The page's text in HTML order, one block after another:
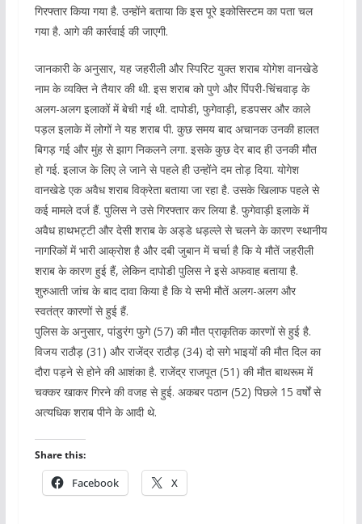
गिरफ्तार किया गया है. उन्‍होंने बताया कि इस पूरे इकोसिस्‍टम का पता चल
गया है. आगे की कार्रवाई की जाएगी.
जानकारी के अनुसार, यह जहरीली और स्पिरिट युक्त शराब योगेश वानखेडे
नाम के व्यक्ति ने तैयार की थी. इस शराब को पुणे और पिंपरी-चिंचवाड़ के
अलग-अलग इलाकों में बेची गई थी. दापोडी, फुगेवाड़ी, हडपसर और काले
पड़ल इलाके में लोगों ने यह शराब पी. कुछ समय बाद अचानक उनकी हालत
बिगड़ गई और मुंह से झाग निकलने लगा. इसके कुछ देर बाद ही उनकी मौत
हो गई. इलाज के लिए ले जाने से पहले ही उन्होंने दम तोड़ दिया. योगेश
वानखेडे एक अवैध शराब विक्रेता बताया जा रहा है. उसके खिलाफ पहले से
कई मामले दर्ज हैं. पुलिस ने उसे गिरफ्तार कर लिया है. फुगेवाड़ी इलाके में
अवैध हाथभट्टी और देसी शराब के अड्डे धड़ल्ले से चलने के कारण स्थानीय
नागरिकों में भारी आक्रोश है और दबी जुबान में चर्चा है कि ये मौतें जहरीली
शराब के कारण हुई हैं, लेकिन दापोडी पुलिस ने इसे अफवाह बताया है.
शुरुआती जांच के बाद दावा किया है कि ये सभी मौतें अलग-अलग और
स्वतंत्र कारणों से हुई हैं.
पुलिस के अनुसार, पांडुरंग फुगे (57) की मौत प्राकृतिक कारणों से हुई है.
विजय राठौड़ (31) और राजेंद्र राठौड़ (34) दो सगे भाइयों की मौत दिल का
दौरा पड़ने से होने की आशंका है. राजेंद्र राजपूत (51) की मौत बाथरूम में
चक्कर खाकर गिरने की वजह से हुई. अकबर पठान (52) पिछले 15 वर्षों से
अत्यधिक शराब पीने के आदी थे.
Share this:
Facebook X